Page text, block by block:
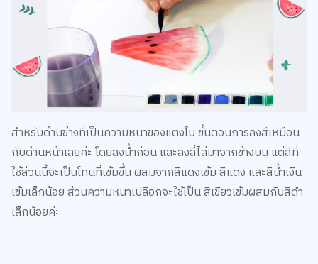
สำหรับด้านข้างที่เป็นความหนาของแตงโม ขั้นตอนการลงสีเหมือน
กับด้านหน้าเลยค่ะ โดยลงน้ำก่อน และลงสี่ไล่มาจากข้างบน แต่สีที่
ใช้ส่วนนี้จะเป็นโทนที่เข้มขึ้น ผสมจากสีแดงเข้ม สีแดง และสีน้ำเงิน
เข้มเล็กน้อย ส่วนความหนาเปลือกจะใช้เป็น สีเขียวเข้มผสมกับสีดำ
เล็กน้อยค่ะ